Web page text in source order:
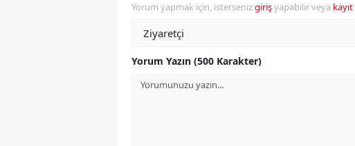
Yorum yapmak için, istersenizgirişyapabilir veya kayıt
Yorum Yazın (500 Karakter)